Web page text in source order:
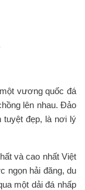
vương quốc đá
lên nhau. Đảo
tuyệt đẹp, là nơi lý
và cao nhất Việt
ngọn hải đăng, du
một dải đá nhấp